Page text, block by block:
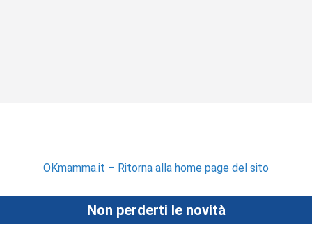
OKmamma.it – Ritorna alla home page del sito
Non perderti le novità